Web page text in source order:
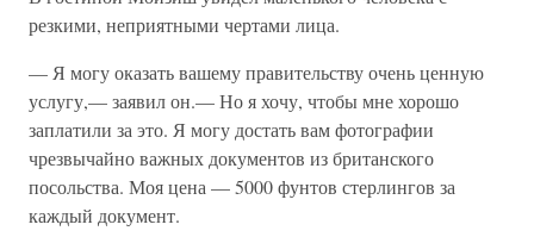
резкими, неприятными чертами лица.
— Я могу оказать вашему правительству очень ценную
услугу,— заявил он.— Но я хочу, чтобы мне хорошо
заплатили за это. Я могу достать вам фотографии
чрезвычайно важных документов из британского
посольства. Моя цена — 5000 фунтов стерлингов за
каждый документ.